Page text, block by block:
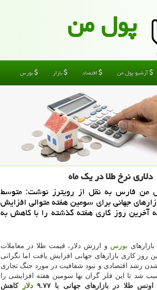
پول من
آرشیو پول من اقتصاد بازار بورس
من فارس به نقل از رویترز نوشت: متوسط
جهانی برای سومین هفته متوالی افزایش
آخرین روز كاری هفته گذشته را با كاهش به
بورس و ارزش دلار، قیمت طلا در معاملات
روز كاری بازارهای جهانی افزایش یافت اما نگرانی
رشد اقتصادی و نبود شفافیت در مورد جنگ تجاری
شد تا این فلز گران بها سومین هفته افزایشی را
طلا در بازارهای جهانی با ۹.۷۷ دلار
كاهش